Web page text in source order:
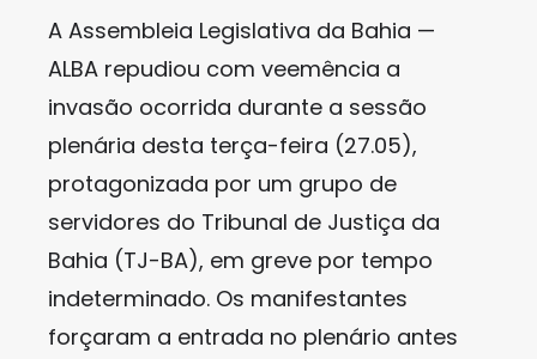
A Assembleia Legislativa da Bahia —
ALBA repudiou com veemência a
invasão ocorrida durante a sessão
plenária desta terça-feira (27.05),
protagonizada por um grupo de
servidores do Tribunal de Justiça da
Bahia (TJ-BA), em greve por tempo
indeterminado. Os manifestantes
forçaram a entrada no plenário antes